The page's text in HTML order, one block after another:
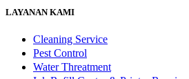
LAYANAN KAMI
Cleaning Service
Pest Control
Water Threatment